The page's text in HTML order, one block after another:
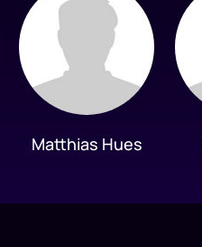
Matthias Hues